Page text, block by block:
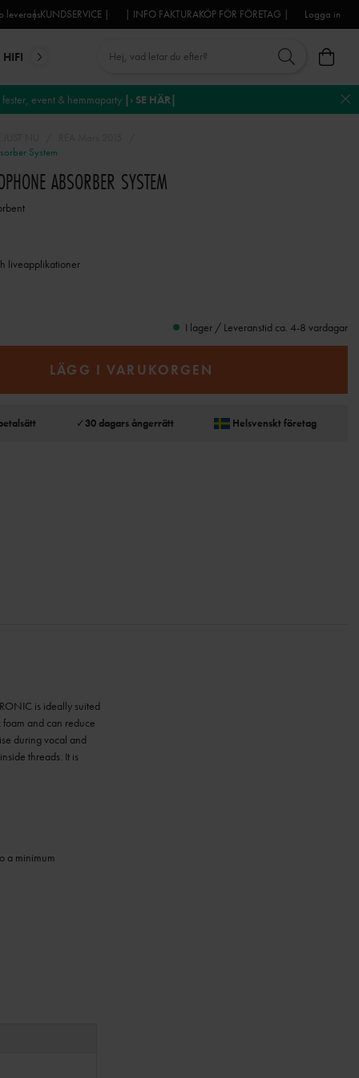
leverans| KUNDSERVICE | | INFO FAKTURAKÖP FÖR FÖRETAG | Logga in
MIKROFONER DJ-UTRUSTNING TROSS
event & hemmaparty |› SE HÄR|
System
ABSORBER SYSTEM
liveapplikationer
I lager / Leveranstid ca. 4-8 vardagar
LÄGG I VARUKORGEN
✓30 dagars ångerrätt Helsvenskt företag
is ideally suited
and can reduce
during vocal and
threads. It is
a minimum